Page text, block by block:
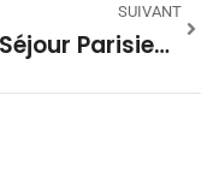
SUIVANT
« Le Séjour Parisien Des Écoliers D’Eyres-Moncube »